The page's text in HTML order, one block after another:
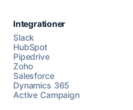
Chat med os
Integrationer
Slack
HubSpot
Pipedrive
Zoho
Salesforce
Dynamics 365
Active Campaign